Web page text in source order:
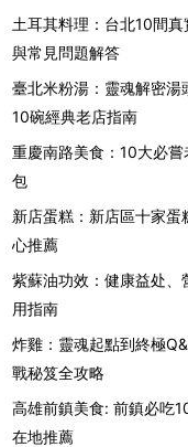
土耳其料理：台北10間
與常見問題解答
臺北米粉湯：靈魂解密湯
10碗經典老店指南
重慶南路美食：10大必嘗
包
新店蛋糕：新店區十家蛋
心推薦
紫蘇油功效：健康益处、
用指南
炸雞：靈魂起點到終極
戰秘笈全攻略
高雄前鎮美食: 前鎮必吃
在地推薦